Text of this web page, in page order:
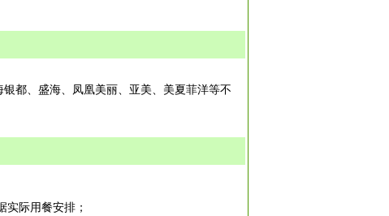
都、盛海、凤凰美丽、亚美、美夏菲洋等不
实际用餐安排；